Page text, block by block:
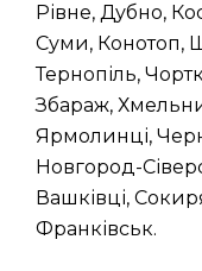
Рівне, Дубно,
Суми, Конотоп,
Тернопіль,
Збараж,
Ярмолинці,
Новгород-
Вашківці,
Франківськ.